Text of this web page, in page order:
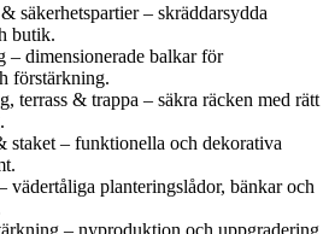
säkerhetspartier – skräddarsydda
butik.
dimensionerade balkar för
förstärkning.
terrass & trappa – säkra räcken med rätt
– funktionella och dekorativa
vädertåliga planteringslådor, bänkar och
– nyproduktion och uppgradering